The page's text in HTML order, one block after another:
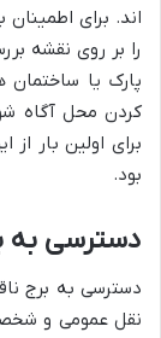
اند. برای
را بر روی نقشه
پارک یا
کردن محل آگاه
برای اولین بار
بود.
دسترسی به
دسترسی به برج
نقل عمومی و